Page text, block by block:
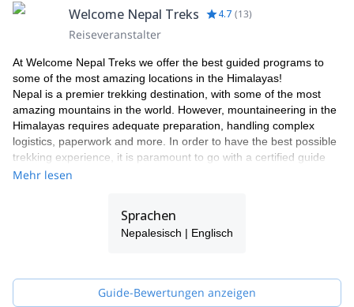
Welcome Nepal Treks 4.7 (13)
Reiseveranstalter
At Welcome Nepal Treks we offer the best guided programs to
some of the most amazing locations in the Himalayas!
Nepal is a premier trekking destination, with some of the most
amazing mountains in the world. However, mountaineering in the
Himalayas requires adequate preparation, handling complex
logistics, paperwork and more. In order to have the best possible
trekking experience, it is paramount to go with a certified guide
from a qualified agency that can both point you in the right
Government of Nepal, the Ministry of Culture, Tourism and Civil
Aviation, and are an active member of TAAN (Trekking Agents
Join us on one of our many trekking programs and we will make
sure to point you to the best places in the region while making
Mehr lesen
Sprachen
Nepalesisch | Englisch
Guide-Bewertungen anzeigen